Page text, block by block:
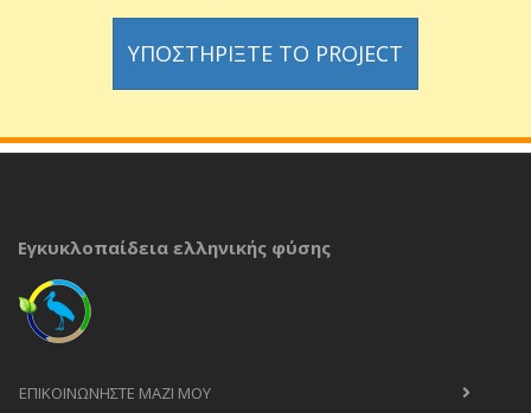
ΥΠΟΣΤΗΡΊΞΤΕ ΤΟ PROJECT
Εγκυκλοπαίδεια ελληνικής φύσης
ΕΠΙΚΟΙΝΩΝΉΣΤΕ ΜΑΖΊ ΜΟΥ